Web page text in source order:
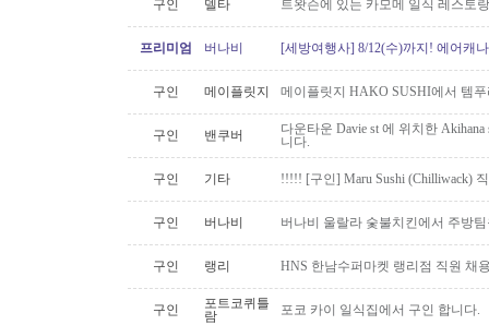
구인 델타 트왓슨에 있는 카모메 일식 레스토
프리미엄 버나비 [세방여행사] 8/12(수)까지! 에어캐
구인 메이플릿지 메이플릿지 HAKO SUSHI에서 템
구인 밴쿠버
다운타운 Davie st 에 위치한
니다.
구인 기타 !!!!! [구인] Maru Sushi (Chilliwack)
구인 버나비 버나비 울랄라 숯불치킨에서 주방
구인 랭리 HNS 한남수퍼마켓 랭리점 직원 채
구인
포트코퀴틀
람
포코 카이 일식집에서 구인 합니다.